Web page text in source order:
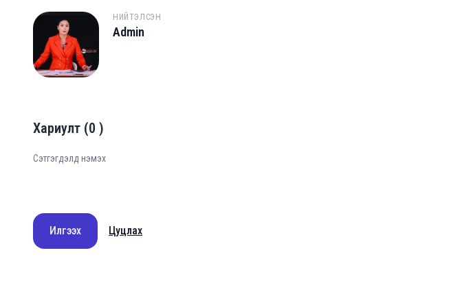
A
НИЙТЭЛСЭН
Admin
Хариулт (0 )
Илгээх Цуцлах